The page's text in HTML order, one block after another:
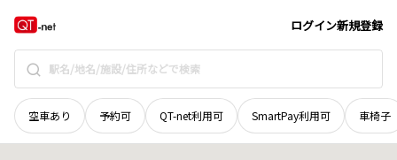
ログイン新規登録
空車あり 予約可 QT-net利用可 SmartPay利用可 車椅子
京都府